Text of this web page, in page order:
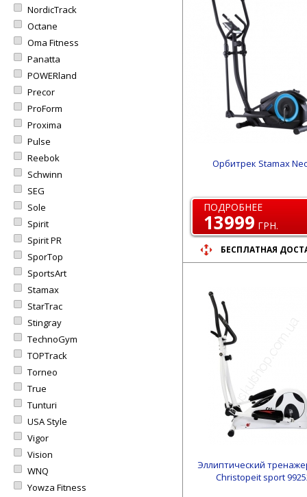
NordicTrack
Octane
Oma Fitness
Panatta
POWERland
Precor
ProForm
Proxima
Pulse
Reebok
Schwinn
SEG
Sole
Spirit
Spirit PR
SporTop
SportsArt
Stamax
StarTrac
Stingray
TechnoGym
TOPTrack
Torneo
True
Tunturi
USA Style
Vigor
Vision
WNQ
Yowza Fitness
Орбитрек Stamax
ПОДРОБНЕЕ
13999 ГРН.
БЕСПЛАТНАЯ
Эллиптический
Christopeit sport